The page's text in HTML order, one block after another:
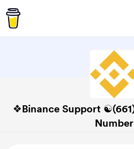
❖Binance Support
Number